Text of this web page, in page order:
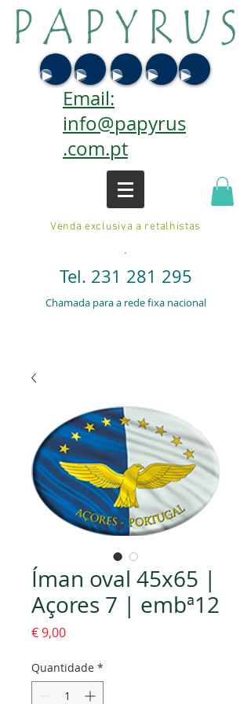
Email:
info@papyrus
.com.pt
Venda exclusiva a retalhistas
.
Tel. 231 281 295
Chamada para a rede fixa nacional
Íman oval 45x65 |
Açores 7 | embª12
€ 9,00Preço
Quantidade *